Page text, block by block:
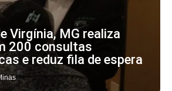
Virgínia, MG realiza
200 consultas
e reduz fila de espera